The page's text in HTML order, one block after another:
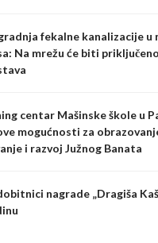
fekalne kanalizacije u
Na mrežu će biti
centar Mašinske škole u
mogućnosti za
i razvoj Južnog Banata
nagrade „Dragiša